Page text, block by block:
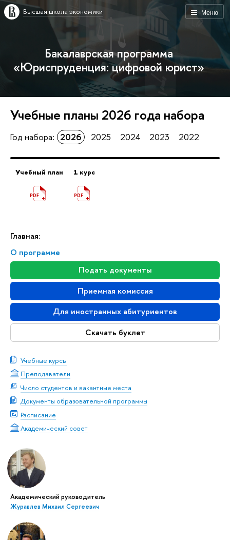
Меню
Высшая школа экономики
Бакалаврская программа
«Юриспруденция: цифровой юрист»
Главная:
О программе
Подать документы
Приемная комиссия
Для иностранных абитуриентов
Скачать буклет
Учебные курсы
Преподаватели
Число студентов и вакантные места
Документы образовательной программы
Расписание
Академический совет
Академический руководитель
Журавлев Михаил Сергеевич
Учебные планы 2026 года набора
Год набора: 2026 2025 2024 2023 2022
Учебный план 1 курс